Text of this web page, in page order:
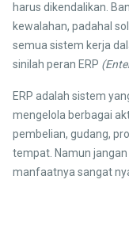
harus dikendalikan.
kewalahan, padahal
semua sistem kerja
sinilah peran ERP
ERP adalah sistem
mengelola berbagai
pembelian, gudang,
tempat. Namun
manfaatnya sangat